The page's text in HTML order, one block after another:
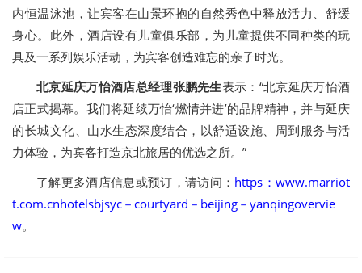
内恒温泳池，让宾客在山景环抱的自然秀色中释放活力、舒缓
身心。此外，酒店设有儿童俱乐部，为儿童提供不同种类的玩
具及一系列娱乐活动，为宾客创造难忘的亲子时光。
北京延庆万怡酒店总经理张鹏先生表示：“北京延庆万怡酒
店正式揭幕。我们将延续万怡‘燃情并进’的品牌精神，并与延庆
的长城文化、山水生态深度结合，以舒适设施、周到服务与活
力体验，为宾客打造京北旅居的优选之所。”
了解更多酒店信息或预订，请访问： https：www.marriot
t.com.cnhotelsbjsyc－courtyard－beijing－yanqingovervie
w。